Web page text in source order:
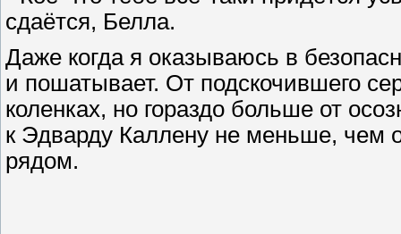
сдаётся, Белла.
Даже когда я оказываюсь в
и пошатывает. От подскочившего
коленках, но гораздо больше от
к Эдварду Каллену не меньше, чем
рядом.